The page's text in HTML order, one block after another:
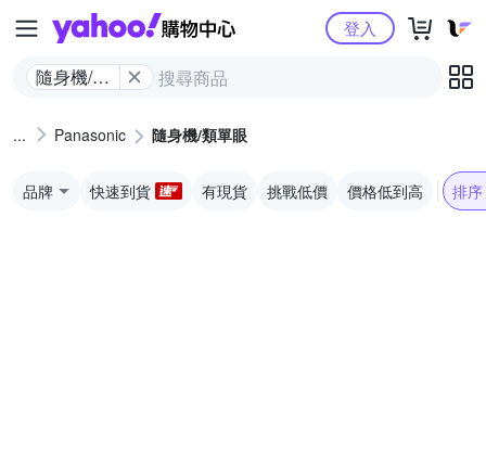
Yahoo購物中心
隨身機/類
登入
Panasonic 隨身機/類單眼
品牌 快速到貨 有現貨 挑戰低價 價格低到高 排序